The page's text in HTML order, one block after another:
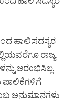
ಹಾಲಿ ಸದಸ್ಯರ
ರಾಜ್ಯ
ಆರಂಭಿಸಿಲ್ಲ.
ಅನುಮಾನಗಳು